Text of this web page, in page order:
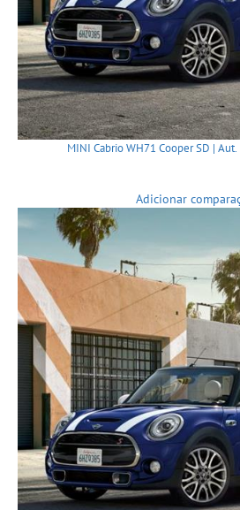
MINI Cabrio WH71 Cooper SD | Aut.
Adicionar